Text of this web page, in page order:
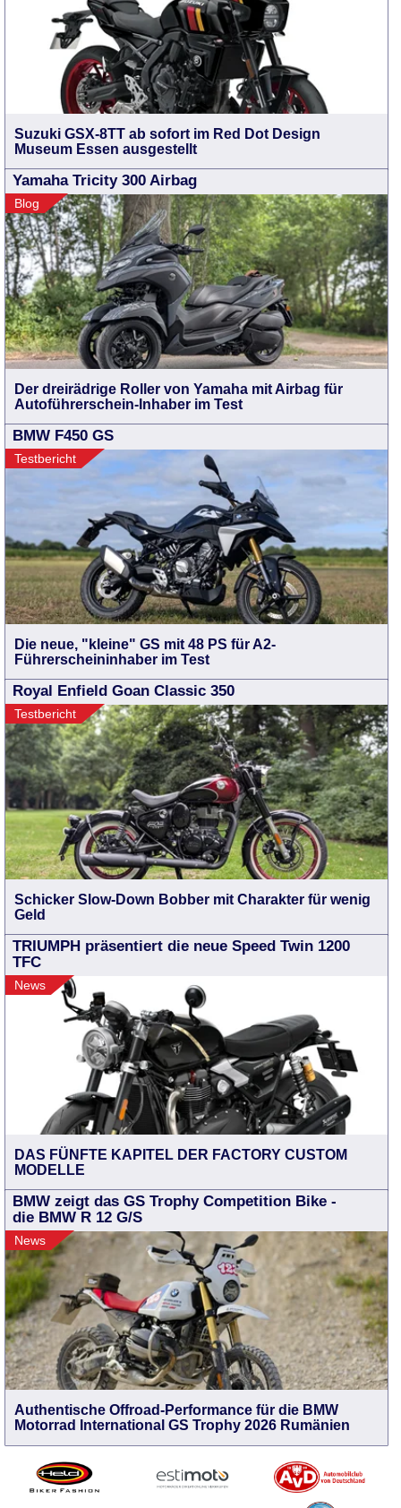
Suzuki GSX-8TT ab sofort im Red Dot Design
Museum Essen ausgestellt
Yamaha Tricity 300 Airbag
Blog
Der dreirädrige Roller von Yamaha mit Airbag für
Autoführerschein-Inhaber im Test
BMW F450 GS
Testbericht
Die neue, "kleine" GS mit 48 PS für A2-
Führerscheininhaber im Test
Royal Enfield Goan Classic 350
Testbericht
Schicker Slow-Down Bobber mit Charakter für wenig
Geld
TRIUMPH präsentiert die neue Speed Twin 1200
TFC
News
DAS FÜNFTE KAPITEL DER FACTORY CUSTOM
MODELLE
BMW zeigt das GS Trophy Competition Bike -
die BMW R 12 G/S
News
Authentische Offroad-Performance für die BMW
Motorrad International GS Trophy 2026 Rumänien